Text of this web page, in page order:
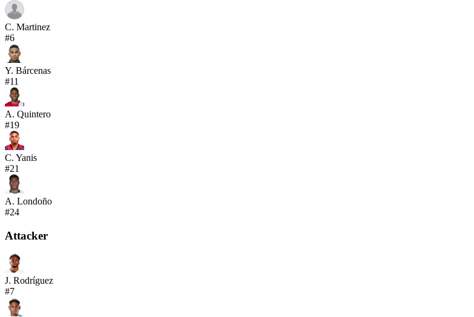
C. Martinez
#6
Y. Bárcenas
#11
A. Quintero
#19
C. Yanis
#21
A. Londoño
#24
Attacker
J. Rodríguez
#7